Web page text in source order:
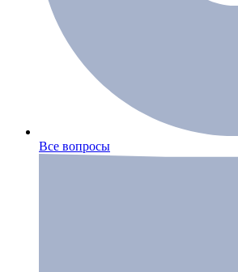
Все вопросы